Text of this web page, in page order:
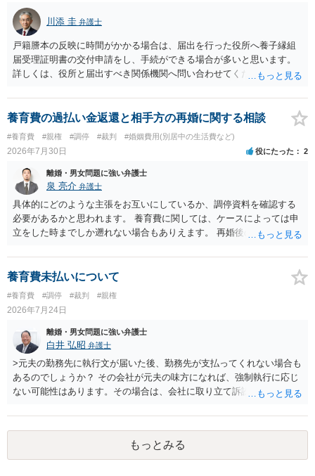
や費用などを踏まえて個別に検討することになります。公正証書の他
の条項において、養育費の終期についてどのように定められている
か、大学進学に関する定めの有無、「教育費」「進学費用」に関する
定めの有無等について確認する必要があると考えられます。
川添 圭 弁護士
戸籍謄本の反映に時間がかかる場合は、届出を行った役所へ養子縁組
届受理証明書の交付申請をし、手続ができる場合が多いと思います。
詳しくは、役所と届出すべき関係機関へ問い合わせてください。
養育費の過払い金返還と相手方の再婚に関する相談
#養育費 #親権 #調停 #裁判 #婚姻費用(別居中の生活費など)
2026年7月30日 役にたった 2
離婚・男女問題に強い弁護士
泉 亮介 弁護士
具体的にどのような主張をお互いにしているか、調停資料を確認する
必要があるかと思われます。 養育費に関しては、ケースによっては申
立をした時までしか遡れない場合もありえます。 再婚後の相手方の行
養育費に関するやりとり等があればそちらについても確認する必要が
あるでしょう。 公開相談の場での回答よりも個別に弁護士にご相談さ
養育費未払いについて
#養育費 #調停 #裁判 #親権
2026年7月24日
離婚・男女問題に強い弁護士
白井 弘昭 弁護士
>元夫の勤務先に執行文が届いた後、勤務先が支払ってくれない場合も
あるのでしょうか？ その会社が元夫の味方になれば、強制執行に応じ
ない可能性はあります。その場合は、会社に取り立て訴訟を行うこと
押さえ、元夫名義の車の差し押さえ競売などを検討します。 ＞何もで
きなかった場合は、公正証書の原本は戻ってくるのでしょうか？ 取れ
ても取れなくても、執行裁判所に原本の還付請求を行えば還付されま
す。 ＞他の弁護士さんに再度依頼できるのでしょうか？ できます。た
もっとみる